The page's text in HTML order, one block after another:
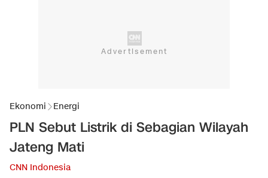
Ekonomi Energi
PLN Sebut Listrik di Sebagian Wilayah
Jateng Mati
CNN Indonesia